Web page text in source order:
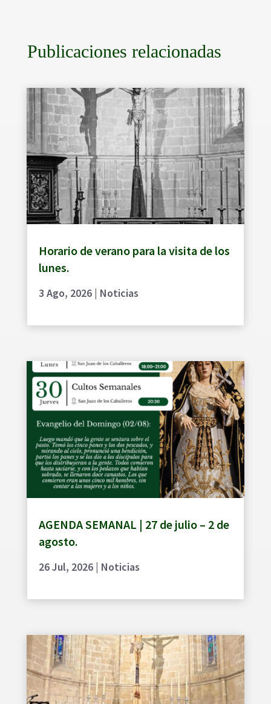
Publicaciones relacionadas
Horario de verano para la visita de los
lunes.
3 Ago, 2026| Noticias
AGENDA SEMANAL | 27 de julio – 2 de
agosto.
26 Jul, 2026| Noticias